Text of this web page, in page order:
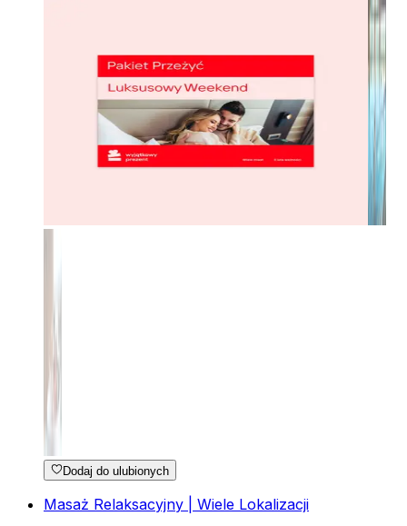
Dodaj do ulubionych
Masaż Relaksacyjny | Wiele Lokalizacji